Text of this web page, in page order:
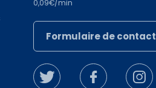
0,09€/min
Formulaire de contact